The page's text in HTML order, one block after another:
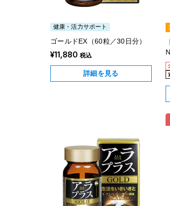
健康・活力サポート
ゴールドEX（60粒／30日分）
¥11,880 税込
詳細を見る